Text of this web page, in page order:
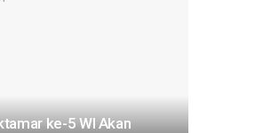
ke-5 WI Akan